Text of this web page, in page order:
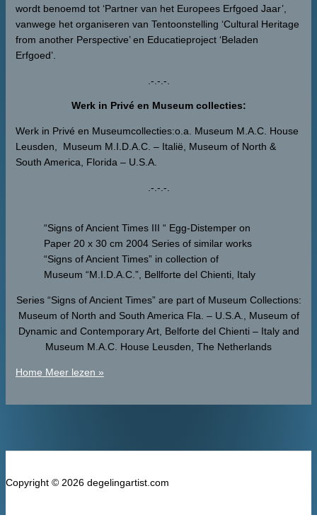
wordt benoemd tot ‘Partner van het Europees Erfgoed Jaar’,
vanwege het organiseren van Tentoonstelling ‘Cultural Heritage
from another Perspective’ en Educatieproject ‘Beladen
Erfgoed’.
.-.-.-.
Werk in Privé en Museum collecties:
Werk in Privé en Museumcollecties:o.a. Museum M.A.C. House
Leusden, Museum M.I.D.A.C. – Italië, Museum of North &
South America, Florida – U.S.A.
.-.-.-.
“Signs of Ancient Times III “ Egg-Distemper on
Paper 20 x 30 cm 2004 Series of similar works
“Signs of Ancient Times” in collection of
Museum “M.I.D.A.C.”, Bellforte del Chienti, Italy
Series “Signs of Ancient Times” are part of Museum Collections:
Museum of North and South America Fla. – U.S.A., Museum of
Dynamic and Contemporary Art, Belforte del Chienti – Italy and
Museum M.A.C. House Leusden, The Netherlands
Home Meer lezen »
Copyright © 2026 degelingartist.com